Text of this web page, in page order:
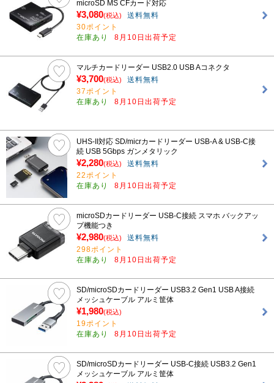
microSD MS CFカード対応
¥3,080(税込)
送料無料
30ポイント
在庫あり
8月10日出荷予定
マルチカードリーダー USB2.0 USB Aコネクタ
¥3,700(税込)
送料無料
37ポイント
在庫あり
8月10日出荷予定
UHS-II対応 SD/micrカードリーダー USB-A & USB-C接
続 USB 5Gbps ガンメタリック
¥2,280(税込)
送料無料
22ポイント
在庫あり
8月10日出荷予定
microSDカードリーダー USB-C接続 スマホ バックアッ
プ機能つき
¥2,980(税込)
送料無料
298ポイント
在庫あり
8月10日出荷予定
SD/microSDカードリーダー USB3.2 Gen1 USB A接続
メッシュケーブル アルミ筐体
¥1,980(税込)
19ポイント
在庫あり
8月10日出荷予定
SD/microSDカードリーダー USB-C接続 USB3.2 Gen1
メッシュケーブル アルミ筐体